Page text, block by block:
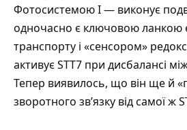
Фотосистемою I — виконує
одночасно є ключовою ланкою
транспорту і «сенсором»
активує STT7 при дисбалансі
Тепер виявилось, що він ще й
зворотного зв’язку від самої ж